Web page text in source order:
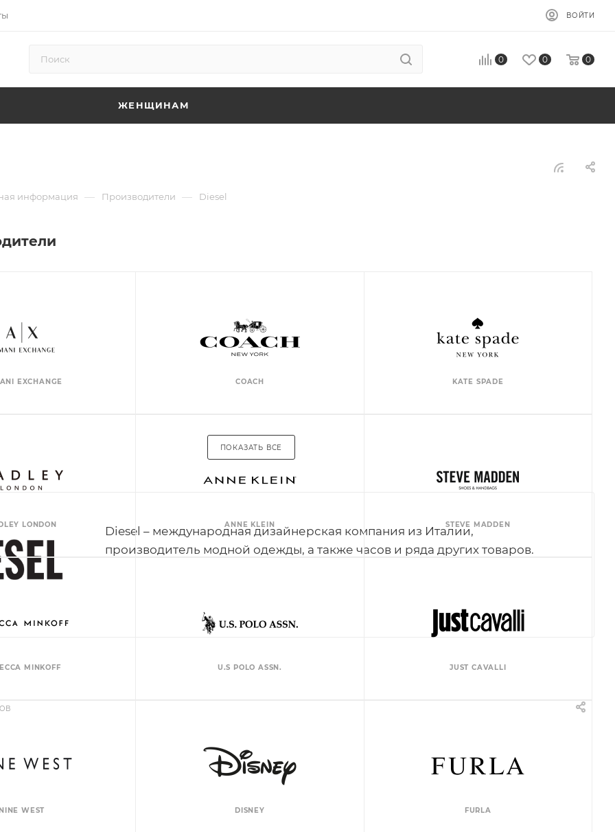
ВОЙТИ
0 0 0
ЖЕНЩИНАМ
информация — Производители — Diesel
EXCHANGE COACH KATE SPADE
LONDON ANNE KLEIN STEVE MADDEN
MINKOFF U.S POLO ASSN. JUST CAVALLI
WEST DISNEY FURLA
ПОКАЗАТЬ ВСЕ
Diesel – международная дизайнерская компания из Италии,
производитель модной одежды, а также часов и ряда других товаров.